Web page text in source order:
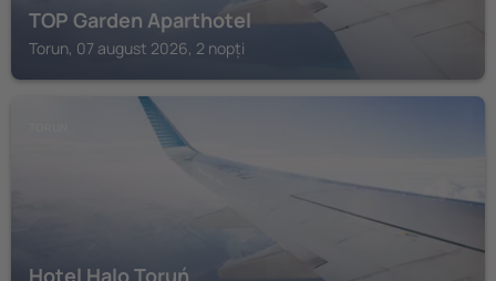
TOP Garden Aparthotel
Torun, 07 august 2026, 2 nopți
Hotel Halo Toruń